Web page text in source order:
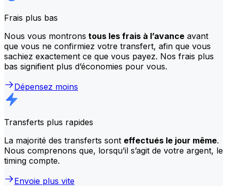
Frais plus bas
Nous vous montrons tous les frais à l’avance avant
que vous ne confirmiez votre transfert, afin que vous
sachiez exactement ce que vous payez. Nos frais plus
bas signifient plus d’économies pour vous.
Dépensez moins
Transferts plus rapides
La majorité des transferts sont effectués le jour même.
Nous comprenons que, lorsqu’il s’agit de votre argent, le
timing compte.
Envoie plus vite